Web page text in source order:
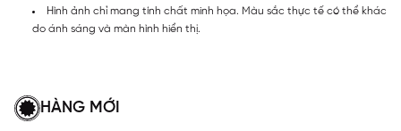
Hình ảnh chỉ mang tính chất minh họa. Màu sắc thực tế có thể khác
do ánh sáng và màn hình hiển thị.
HÀNG MỚI